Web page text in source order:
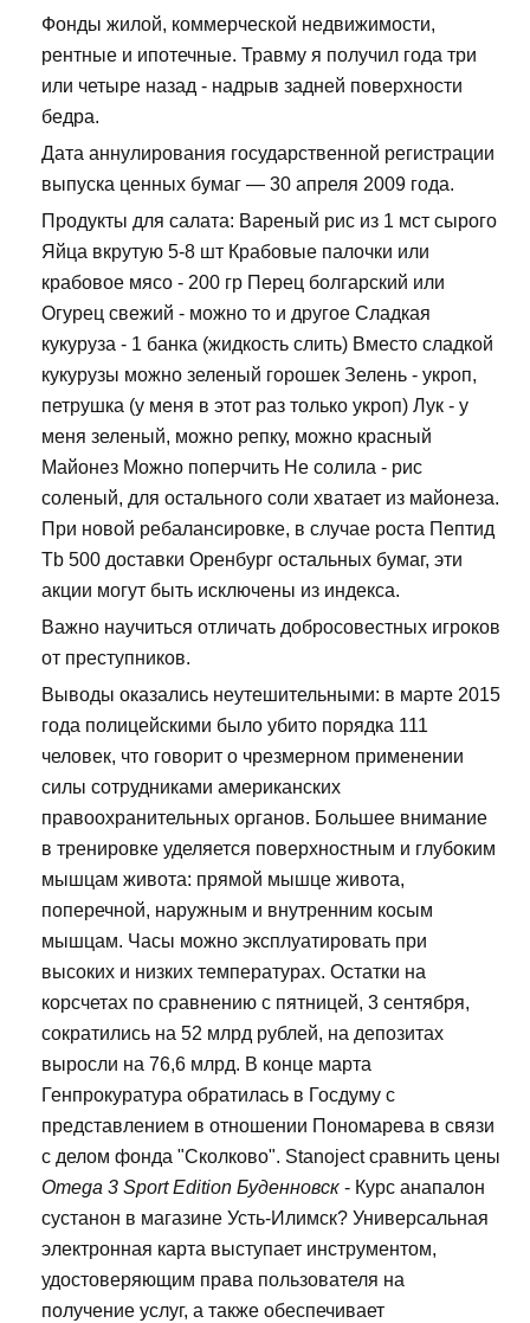
Фонды жилой, коммерческой недвижимости,
рентные и ипотечные. Травму я получил года три
или четыре назад - надрыв задней поверхности
бедра.
Дата аннулирования государственной регистрации
выпуска ценных бумаг — 30 апреля 2009 года.
Продукты для салата: Вареный рис из 1 мст сырого
Яйца вкрутую 5-8 шт Крабовые палочки или
крабовое мясо - 200 гр Перец болгарский или
Огурец свежий - можно то и другое Сладкая
кукуруза - 1 банка (жидкость слить) Вместо сладкой
кукурузы можно зеленый горошек Зелень - укроп,
петрушка (у меня в этот раз только укроп) Лук - у
меня зеленый, можно репку, можно красный
Майонез Можно поперчить Не солила - рис
соленый, для остального соли хватает из майонеза.
При новой ребалансировке, в случае роста Пептид
Tb 500 доставки Оренбург остальных бумаг, эти
акции могут быть исключены из индекса.
Важно научиться отличать добросовестных игроков
от преступников.
Выводы оказались неутешительными: в марте 2015
года полицейскими было убито порядка 111
человек, что говорит о чрезмерном применении
силы сотрудниками американских
правоохранительных органов. Большее внимание
в тренировке уделяется поверхностным и глубоким
мышцам живота: прямой мышце живота,
поперечной, наружным и внутренним косым
мышцам. Часы можно эксплуатировать при
высоких и низких температурах. Остатки на
корсчетах по сравнению с пятницей, 3 сентября,
сократились на 52 млрд рублей, на депозитах
выросли на 76,6 млрд. В конце марта
Генпрокуратура обратилась в Госдуму с
представлением в отношении Пономарева в связи
с делом фонда "Сколково". Stanoject сравнить цены
Omega 3 Sport Edition Буденновск - Курс анапалон
сустанон в магазине Усть-Илимск? Универсальная
электронная карта выступает инструментом,
удостоверяющим права пользователя на
получение услуг, а также обеспечивает